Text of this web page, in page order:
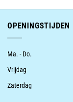
OPENINGSTIJDEN
Ma. - Do.
Vrijdag
Zaterdag